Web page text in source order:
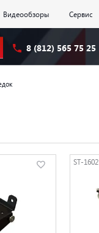
Видеообзоры Сервис
8 (812) 565 75 25
ST-1602